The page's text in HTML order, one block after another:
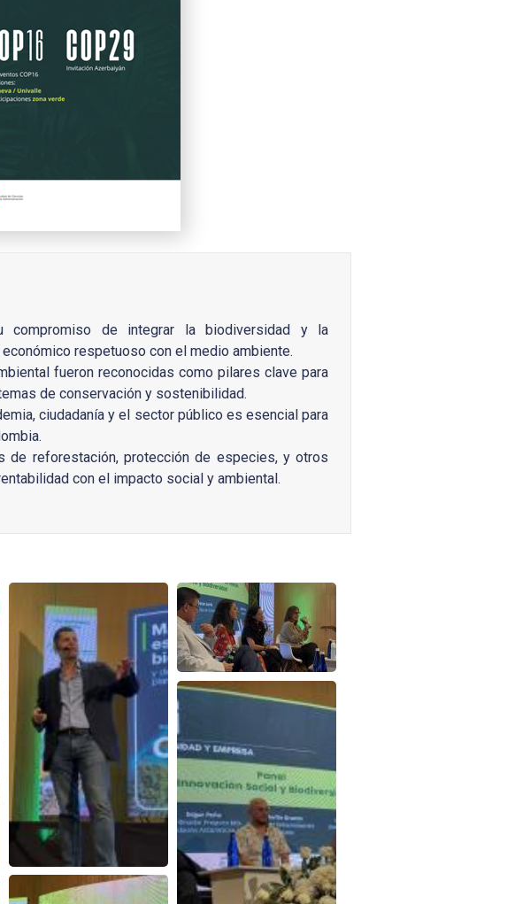
compromiso de integrar la biodiversidad y la
respetuoso con el medio ambiente.
fueron reconocidas como pilares clave para
de conservación y sostenibilidad.
ciudadanía y el sector público es esencial para
reforestación, protección de especies, y otros
con el impacto social y ambiental.